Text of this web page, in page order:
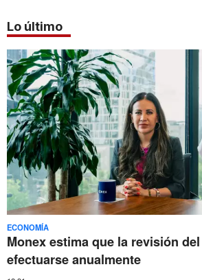
Lo último
ECONOMÍA
Monex estima que la revisión
efectuarse anualmente